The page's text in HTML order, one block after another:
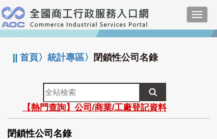
跳
到
主
要
:::
||首頁〉統計專區〉 閉鎖性公司名錄
全
站
檢
索
【熱門查詢】公司/商業/工廠登記資料
閉鎖性公司名錄